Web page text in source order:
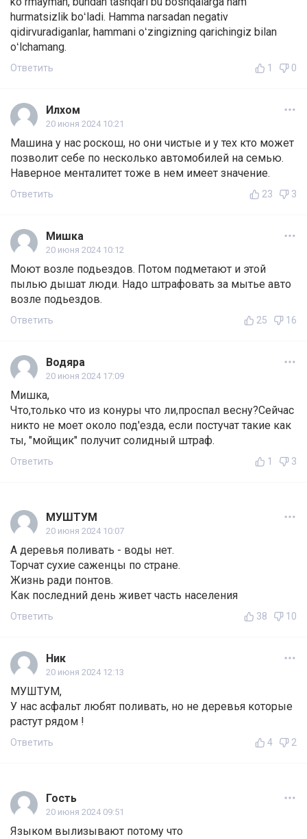
hurmatsizlik boʻladi. Hamma narsadan negativ
qidirvuradiganlar, hammani oʻzingizning qarichingiz bilan
oʻlchamang.
Ответить 1 0
Илхом
20 июня 2024 10:21
Машина у нас роскош, но они чистые и у тех кто может
позволит себе по несколько автомобилей на семью.
Наверное менталитет тоже в нем имеет значение.
Ответить 23 3
Мишка
20 июня 2024 10:12
Моют возле подьездов. Потом подметают и этой
пылью дышат люди. Надо штрафовать за мытье авто
возле подьездов.
Ответить 25 16
Водяра
20 июня 2024 17:09
Мишка,
Что,только что из конуры что ли,проспал весну?Сейчас
никто не моет около под'езда, если постучат такие как
ты, "мойщик" получит солидный штраф.
Ответить 1 3
МУШТУМ
20 июня 2024 10:07
А деревья поливать - воды нет.
Торчат сухие саженцы по стране.
Жизнь ради понтов.
Как последний день живет часть населения
Ответить 38 10
Ник
20 июня 2024 12:13
МУШТУМ,
У нас асфальт любят поливать, но не деревья которые
растут рядом !
Ответить 4 2
Гость
20 июня 2024 09:51
Языком вылизывают потому что